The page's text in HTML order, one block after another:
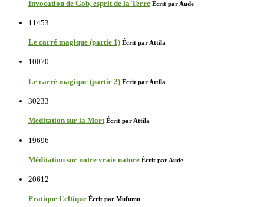
Invocation de Gob, esprit de la Terre Écrit par Aude
11453
Le carré magique (partie 1) Écrit par Attila
10070
Le carré magique (partie 2) Écrit par Attila
30233
Meditation sur la Mort Écrit par Attila
19696
Méditation sur notre vraie nature Écrit par Aude
20612
Pratique Celtique Écrit par Mufumu